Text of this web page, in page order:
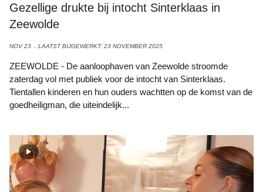
Gezellige drukte bij intocht Sinterklaas in
Zeewolde
NOV 23 LAATST BIJGEWERKT: 23 NOVEMBER 2025
ZEEWOLDE - De aanloophaven van Zeewolde stroomde
zaterdag vol met publiek voor de intocht van Sinterklaas.
Tientallen kinderen en hun ouders wachtten op de komst van de
goedheiligman, die uiteindelijk...
Foto: Qmusic